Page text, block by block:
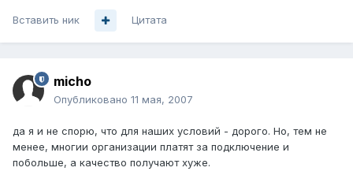
Вставить ник Цитата
micho
Опубликовано 11 мая, 2007
да я и не спорю, что для наших условий - дорого. Но, тем не
менее, многии организации платят за подключение и
побольше, а качество получают хуже.